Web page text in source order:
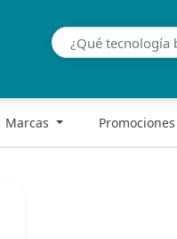
Marcas Promociones